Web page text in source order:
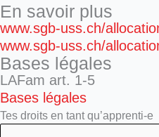
En savoir plus
www.sgb-uss.ch/
www.sgb-uss.ch/
Bases légales
LAFam art. 1-5
Bases légales
Tes droits en tant qu’apprenti-e